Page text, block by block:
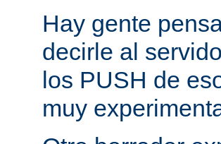
Hay gente
decirle al
los PUSH de
muy